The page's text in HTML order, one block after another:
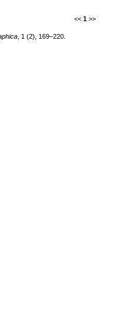
<< 1 >>
, 1 (2), 169–220.